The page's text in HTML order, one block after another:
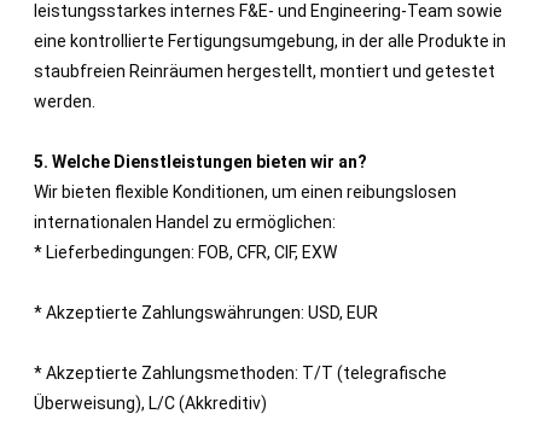
leistungsstarkes internes F&E- und Engineering-Team sowie
eine kontrollierte Fertigungsumgebung, in der alle Produkte in
staubfreien Reinräumen hergestellt, montiert und getestet
werden.
5. Welche Dienstleistungen bieten wir an?
Wir bieten flexible Konditionen, um einen reibungslosen
internationalen Handel zu ermöglichen:
* Lieferbedingungen: FOB, CFR, CIF, EXW
* Akzeptierte Zahlungswährungen: USD, EUR
* Akzeptierte Zahlungsmethoden: T/T (telegrafische
Überweisung), L/C (Akkreditiv)